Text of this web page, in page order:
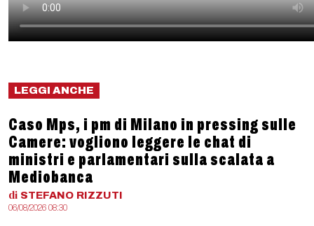
LEGGI ANCHE
Caso Mps, i pm di Milano in pressing sulle
Camere: vogliono leggere le chat di
ministri e parlamentari sulla scalata a
Mediobanca
di STEFANO RIZZUTI
06/08/2026 08:30